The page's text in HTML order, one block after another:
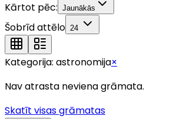
Kārtot pēc: Jaunākās
Šobrīd attēlo 24
Kategorija: astronomija×
Nav atrasta neviena grāmata.
Skatīt visas grāmatas